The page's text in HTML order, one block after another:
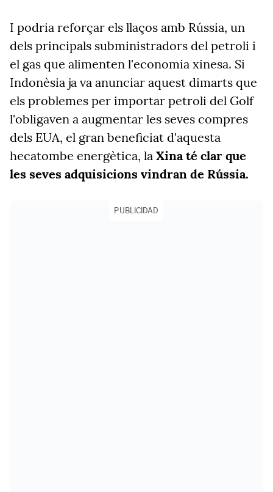
I podria reforçar els llaços amb Rússia, un
dels principals subministradors del petroli i
el gas que alimenten l'economia xinesa. Si
Indonèsia ja va anunciar aquest dimarts que
els problemes per importar petroli del Golf
l'obligaven a augmentar les seves compres
dels EUA, el gran beneficiat d'aquesta
hecatombe energètica, la Xina té clar que
les seves adquisicions vindran de Rússia.
PUBLICIDAD